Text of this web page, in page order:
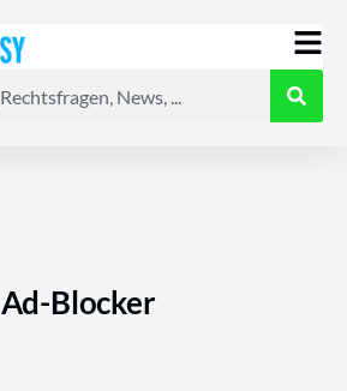
Ad-Blocker